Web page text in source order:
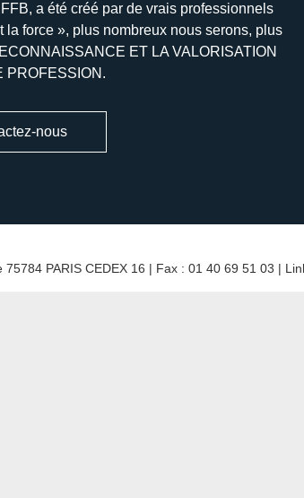
a été créé par de vrais professionnels
la force », plus nombreux nous serons, plus
ET LA VALORISATION
PROFESSION.
nous
75784 PARIS CEDEX 16 | Fax : 01 40 69 51 03 |